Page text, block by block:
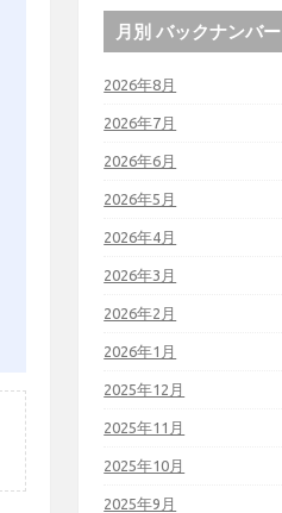
月別 バックナンバー
2026年8月
2026年7月
2026年6月
2026年5月
2026年4月
2026年3月
2026年2月
2026年1月
2025年12月
2025年11月
2025年10月
2025年9月